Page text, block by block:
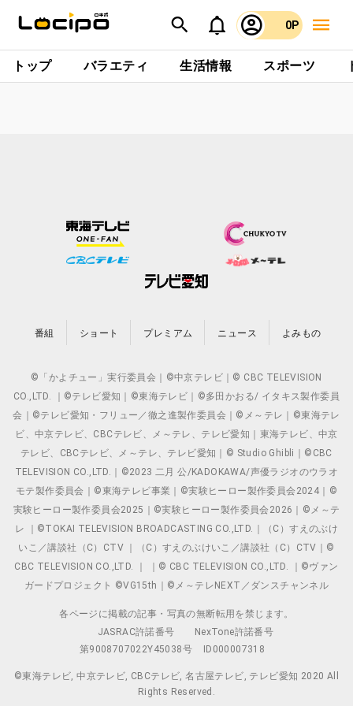
0P
トップ バラエティ 生活情報 スポーツ
番組 ショート プレミアム ニュース よみもの
©「かよチュー」実行委員会｜©中京テレビ｜© CBC TELEVISION
CO.,LTD. ｜©テレビ愛知｜©東海テレビ｜©多田かおる/ イタキス製作委員
会｜©テレビ愛知・フリュー／徹之進製作委員会｜©メ～テレ｜©東海テレ
ビ、中京テレビ、CBCテレビ、メ～テレ、テレビ愛知｜東海テレビ、中京
テレビ、CBCテレビ、メ～テレ、テレビ愛知｜© Studio Ghibli｜©CBC
TELEVISION CO.,LTD.｜©2023 二月 公/KADOKAWA/声優ラジオのウラオ
モテ製作委員会｜©東海テレビ事業｜©実験ヒーロー製作委員会2024｜©
実験ヒーロー製作委員会2025｜©実験ヒーロー製作委員会2026｜©メ～テ
レ ｜©TOKAI TELEVISION BROADCASTING CO.,LTD.｜（C）すえのぶけ
いこ／講談社（C）CTV ｜（C）すえのぶけいこ／講談社（C）CTV｜©
CBC TELEVISION CO.,LTD. ｜ ｜© CBC TELEVISION CO.,LTD. ｜©ヴァン
ガードプロジェクト ©VG15th｜©メ～テレNEXT／ダンスチャンネル
各ページに掲載の記事・写真の無断転用を禁じます。
JASRAC許諾番号
NexTone許諾番号
第9008707022Y45038号
ID000007318
©東海テレビ, 中京テレビ, CBCテレビ, 名古屋テレビ, テレビ愛知 2020 All
Rights Reserved.